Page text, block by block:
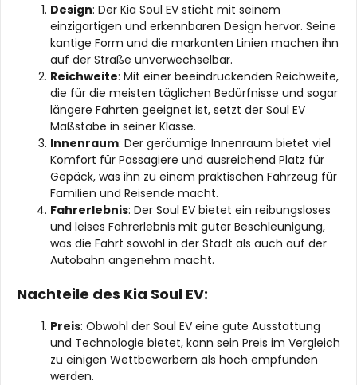
Design: Der Kia Soul EV sticht mit seinem
einzigartigen und erkennbaren Design hervor. Seine
kantige Form und die markanten Linien machen ihn
auf der Straße unverwechselbar.
Reichweite: Mit einer beeindruckenden Reichweite,
die für die meisten täglichen Bedürfnisse und sogar
längere Fahrten geeignet ist, setzt der Soul EV
Maßstäbe in seiner Klasse.
Innenraum: Der geräumige Innenraum bietet viel
Komfort für Passagiere und ausreichend Platz für
Gepäck, was ihn zu einem praktischen Fahrzeug für
Familien und Reisende macht.
Fahrerlebnis: Der Soul EV bietet ein reibungsloses
und leises Fahrerlebnis mit guter Beschleunigung,
was die Fahrt sowohl in der Stadt als auch auf der
Autobahn angenehm macht.
Nachteile des Kia Soul EV:
Preis: Obwohl der Soul EV eine gute Ausstattung
und Technologie bietet, kann sein Preis im Vergleich
zu einigen Wettbewerbern als hoch empfunden
werden.